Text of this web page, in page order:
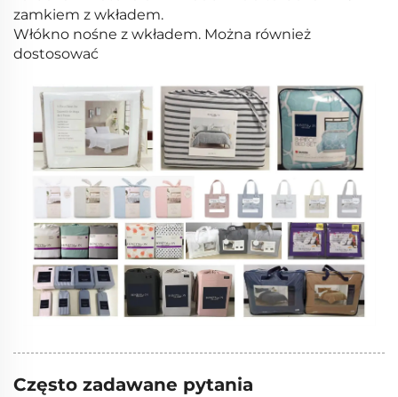
zamkiem z wkładem.
Włókno nośne z wkładem. Można również
dostosować
Często zadawane pytania